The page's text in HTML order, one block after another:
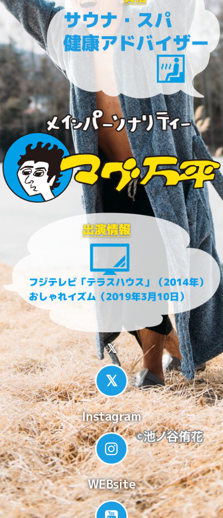
𝕏
Instagram
WEBsite